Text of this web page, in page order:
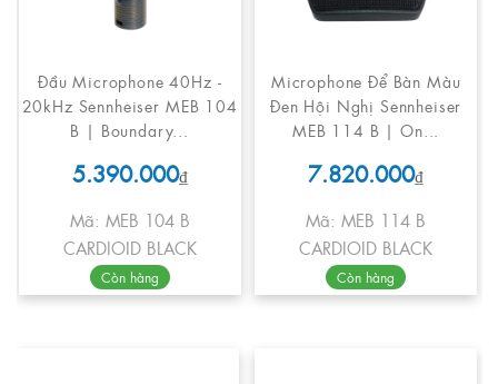
Đầu Microphone 40Hz -
20kHz Sennheiser MEB 104
B | Boundary...
5.390.000₫
Mã: MEB 104 B
CARDIOID BLACK
Còn hàng
Microphone Để Bàn Màu
Đen Hội Nghị Sennheiser
MEB 114 B | On...
7.820.000₫
Mã: MEB 114 B
CARDIOID BLACK
Còn hàng